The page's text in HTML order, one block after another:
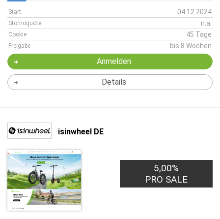
Start 04.12.2024
Stornoquote n.a.
Cookie 45 Tage
Freigabe bis 8 Wochen
Anmelden
Details
isinwheel DE
5,00%
PRO SALE